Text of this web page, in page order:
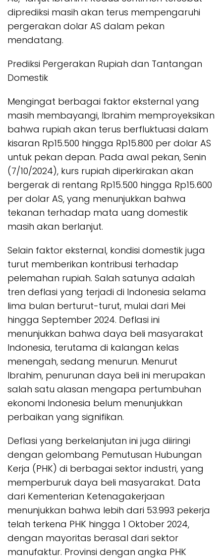
diprediksi masih akan terus mempengaruhi
pergerakan dolar AS dalam pekan
mendatang.
Prediksi Pergerakan Rupiah dan Tantangan
Domestik
Mengingat berbagai faktor eksternal yang
masih membayangi, Ibrahim memproyeksikan
bahwa rupiah akan terus berfluktuasi dalam
kisaran Rp15.500 hingga Rp15.800 per dolar AS
untuk pekan depan. Pada awal pekan, Senin
(7/10/2024), kurs rupiah diperkirakan akan
bergerak di rentang Rp15.500 hingga Rp15.600
per dolar AS, yang menunjukkan bahwa
tekanan terhadap mata uang domestik
masih akan berlanjut.
Selain faktor eksternal, kondisi domestik juga
turut memberikan kontribusi terhadap
pelemahan rupiah. Salah satunya adalah
tren deflasi yang terjadi di Indonesia selama
lima bulan berturut-turut, mulai dari Mei
hingga September 2024. Deflasi ini
menunjukkan bahwa daya beli masyarakat
Indonesia, terutama di kalangan kelas
menengah, sedang menurun. Menurut
Ibrahim, penurunan daya beli ini merupakan
salah satu alasan mengapa pertumbuhan
ekonomi Indonesia belum menunjukkan
perbaikan yang signifikan.
Deflasi yang berkelanjutan ini juga diiringi
dengan gelombang Pemutusan Hubungan
Kerja (PHK) di berbagai sektor industri, yang
memperburuk daya beli masyarakat. Data
dari Kementerian Ketenagakerjaan
menunjukkan bahwa lebih dari 53.993 pekerja
telah terkena PHK hingga 1 Oktober 2024,
dengan mayoritas berasal dari sektor
manufaktur. Provinsi dengan angka PHK